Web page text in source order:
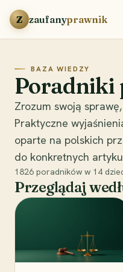
Przejdź do treści
Z zaufanyprawnik
BAZA WIEDZY
Poradniki
Zrozum swoją
Praktyczne
oparte na polskich
do konkretnych
1826 poradników w 14
Przeglądaj